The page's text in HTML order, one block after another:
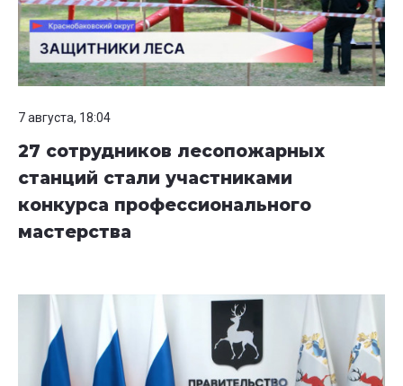
7 августа, 18:04
27 сотрудников лесопожарных
станций стали участниками
конкурса профессионального
мастерства